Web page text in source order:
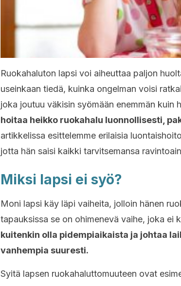
Ruokahaluton lapsi voi aiheuttaa paljon
useinkaan tiedä, kuinka ongelman voisi
joka joutuu väkisin syömään enemmän kuin
hoitaa heikko ruokahalu luonnollisesti,
artikkelissa esittelemme erilaisia
jotta hän saisi kaikki tarvitsemansa
Miksi lapsi ei syö?
Moni lapsi käy läpi vaiheita, jolloin hänen
tapauksissa se on ohimenevä vaihe, joka ei
kuitenkin olla pidempiaikaista ja johtaa
vanhempia suuresti.
Syitä lapsen ruokahaluttomuuteen ovat